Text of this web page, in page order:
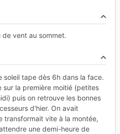
vent au sommet.
soleil tape dès 6h dans la face.
sur la première moitié (petites
puis on retrouve les bonnes
d'hier. On avait
transformait vite à la montée,
une demi-heure de